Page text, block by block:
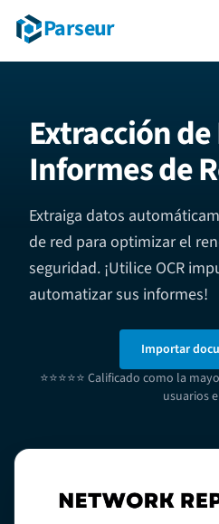
Parseur
Extracción
Informes de
Extraiga datos
de red para optimizar el
seguridad. ¡Utilice OCR
automatizar sus informes!
Importar
⭐⭐⭐⭐⭐ Calificado como la
usuarios